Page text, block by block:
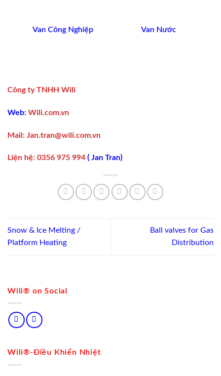
Wili® on Social
Wili®-Điều Khiển Nhiệt
Van Công Nghiệp Van Nước
Công ty TNHH Wili
Web: Wili.com.vn
Mail: Jan.tran@wili.com.vn
Liện hệ: 0356 975 994 ( Jan Tran)
Snow & Ice Melting /
Platform Heating
Ball valves for Gas
Distribution